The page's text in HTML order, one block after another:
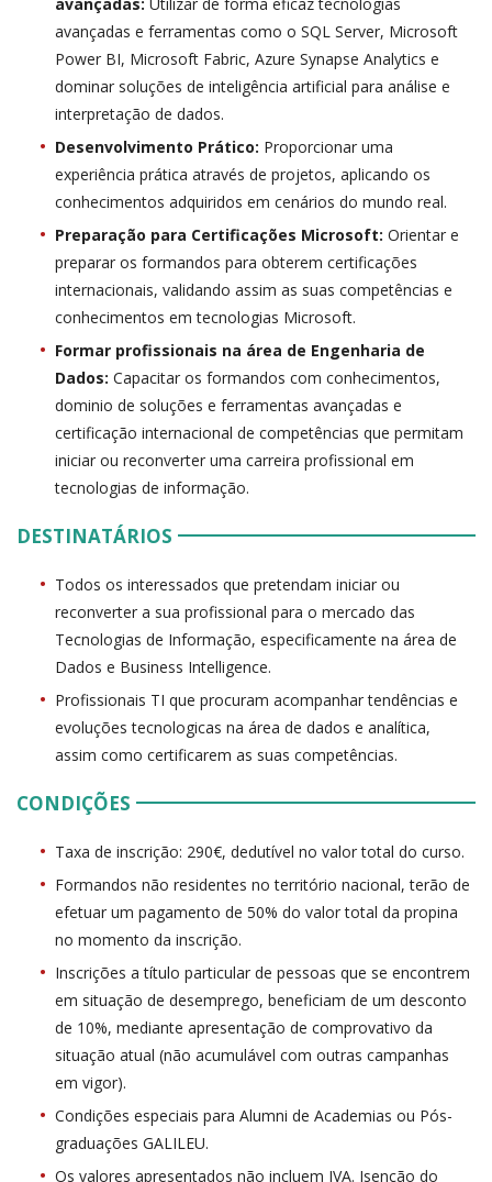
avançadas: Utilizar de forma eficaz tecnologias
avançadas e ferramentas como o SQL Server, Microsoft
Power BI, Microsoft Fabric, Azure Synapse Analytics e
dominar soluções de inteligência artificial para análise e
interpretação de dados.
Desenvolvimento Prático: Proporcionar uma
experiência prática através de projetos, aplicando os
conhecimentos adquiridos em cenários do mundo real.
Preparação para Certificações Microsoft: Orientar e
preparar os formandos para obterem certificações
internacionais, validando assim as suas competências e
conhecimentos em tecnologias Microsoft.
Formar profissionais na área de Engenharia de
Dados: Capacitar os formandos com conhecimentos,
dominio de soluções e ferramentas avançadas e
certificação internacional de competências que permitam
iniciar ou reconverter uma carreira profissional em
tecnologias de informação.
DESTINATÁRIOS
Todos os interessados que pretendam iniciar ou
reconverter a sua profissional para o mercado das
Tecnologias de Informação, especificamente na área de
Dados e Business Intelligence.
Profissionais TI que procuram acompanhar tendências e
evoluções tecnologicas na área de dados e analítica,
assim como certificarem as suas competências.
CONDIÇÕES
Taxa de inscrição: 290€, dedutível no valor total do curso.
Formandos não residentes no território nacional, terão de
efetuar um pagamento de 50% do valor total da propina
no momento da inscrição.
Inscrições a título particular de pessoas que se encontrem
em situação de desemprego, beneficiam de um desconto
de 10%, mediante apresentação de comprovativo da
situação atual (não acumulável com outras campanhas
em vigor).
Condições especiais para Alumni de Academias ou Pós-
graduações GALILEU.
Os valores apresentados não incluem IVA. Isenção do